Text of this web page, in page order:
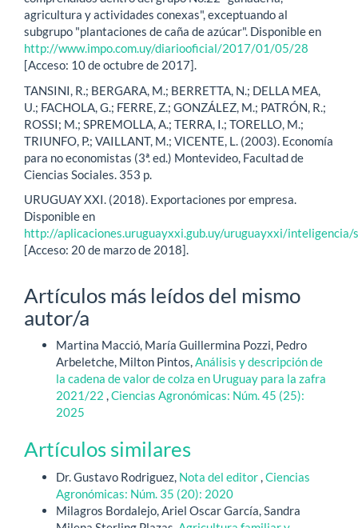
agricultura y actividades conexas", exceptuando al
subgrupo "plantaciones de caña de azúcar". Disponible en
http://www.impo.com.uy/diariooficial/2017/01/05/28
[Acceso: 10 de octubre de 2017].
TANSINI, R.; BERGARA, M.; BERRETTA, N.; DELLA MEA,
U.; FACHOLA, G.; FERRE, Z.; GONZÁLEZ, M.; PATRÓN, R.;
ROSSI; M.; SPREMOLLA, A.; TERRA, I.; TORELLO, M.;
TRIUNFO, P.; VAILLANT, M.; VICENTE, L. (2003). Economía
para no economistas (3ª. ed.) Montevideo, Facultad de
Ciencias Sociales. 353 p.
URUGUAY XXI. (2018). Exportaciones por empresa.
Disponible en
http://aplicaciones.uruguayxxi.gub.uy/uruguayxxi/inteligencia/
[Acceso: 20 de marzo de 2018].
Artículos más leídos del mismo
autor/a
Martina Macció, María Guillermina Pozzi, Pedro
Arbeletche, Milton Pintos,Análisis y descripción de
la cadena de valor de colza en Uruguay para la zafra
2021/22 ,Ciencias Agronómicas: Núm. 45 (25):
2025
Artículos similares
Dr. Gustavo Rodriguez, Nota del editor Ciencias
Agronómicas: Núm. 35 (20): 2020
Milagros Bordalejo, Ariel Oscar García, Sandra